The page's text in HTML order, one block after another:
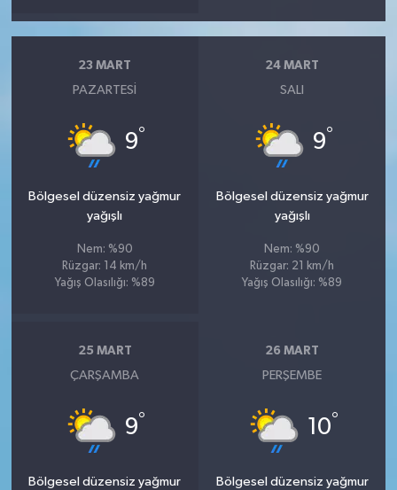
23 MART
PAZARTESI
9°
Bölgesel düzensiz yağmur
yağışlı
Nem: %90
Rüzgar: 14 km/h
Yağış Olasılığı: %89
24 MART
SALI
9°
Bölgesel düzensiz yağmur
yağışlı
Nem: %90
Rüzgar: 21 km/h
Yağış Olasılığı: %89
25 MART
ÇARŞAMBA
9°
Bölgesel düzensiz yağmur
26 MART
PERŞEMBE
10°
Bölgesel düzensiz yağmur